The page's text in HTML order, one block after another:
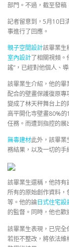
部門。不過，截至發稿
記者留意到，5月10日
事進行了回應。
親子空間設計該畢業生
室內設計了相關視頻。
謠”，已經對他個人、
該畢業生介紹，他的
配合的壁畫保護復原
變成了林天秤舞台上
高平開化寺壁畫80%
任務。而遭到指控的展
無毒建材此外，該畢業
務結果，以及一切的手
該畢業生還稱，他持
所有的原始創作資料
等。他的論日式住宅設
的監督。同時，他也歡
該畢業生表現，已完全
若拒不整改，將依法